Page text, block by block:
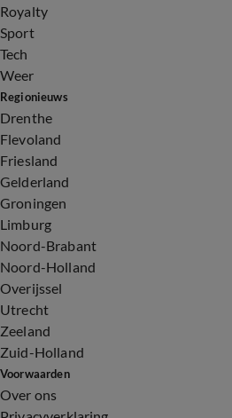
Royalty
Sport
Tech
Weer
Regionieuws
Drenthe
Flevoland
Friesland
Gelderland
Groningen
Limburg
Noord-Brabant
Noord-Holland
Overijssel
Utrecht
Zeeland
Zuid-Holland
Voorwaarden
Over ons